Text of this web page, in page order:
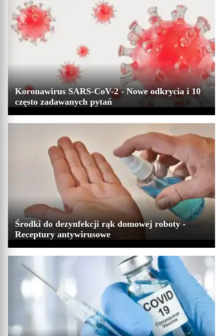
Koronawirus SARS-CoV-2 - Nowe odkrycia i 10
często zadawanych pytań
Środki do dezynfekcji rąk domowej roboty -
Receptury antywirusowe